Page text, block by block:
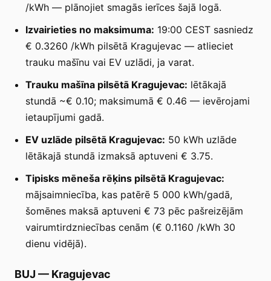
/kWh — plānojiet smagās ierīces šajā logā.
Izvairieties no maksimuma: 19:00 CEST sasniedz
€ 0.3260 /kWh pilsētā Kragujevac — atlieciet
trauku mašīnu vai EV uzlādi, ja varat.
Trauku mašīna pilsētā Kragujevac: lētākajā
stundā ~€ 0.10; maksimumā € 0.46 — ievērojami
ietaupījumi gadā.
EV uzlāde pilsētā Kragujevac: 50 kWh uzlāde
lētākajā stundā izmaksā aptuveni € 3.75.
Tipisks mēneša rēķins pilsētā Kragujevac:
mājsaimniecība, kas patērē 5 000 kWh/gadā,
šomēnes maksā aptuveni € 73 pēc pašreizējām
vairumtirdzniecības cenām (€ 0.1160 /kWh 30
dienu vidējā).
BUJ — Kragujevac